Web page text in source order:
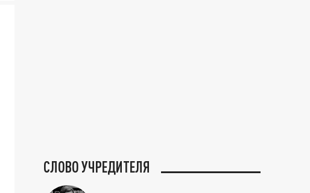
СЛОВО УЧРЕДИТЕЛЯ